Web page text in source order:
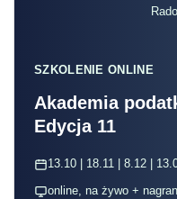
SZKOLENIE ONLINE
Akademia
Edycja 11
13.10 | 18.11 | 8.12 |
online, na żywo +